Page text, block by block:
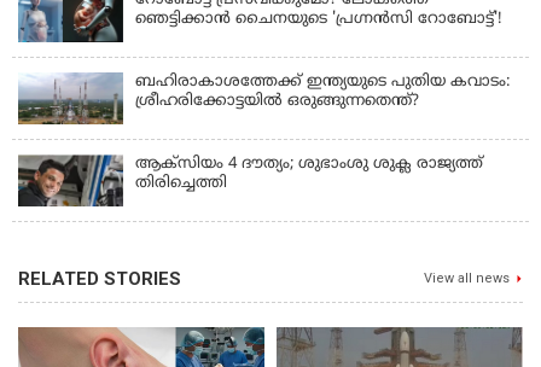
ഞെട്ടിക്കാൻ ചൈനയുടെ 'പ്രഗ്നൻസി റോബോട്ട്'!
ബഹിരാകാശത്തേക്ക് ഇന്ത്യയുടെ പുതിയ കവാടം:
ശ്രീഹരിക്കോട്ടയിൽ ഒരുങ്ങുന്നതെന്ത്?
ആക്‌സിയം 4 ദൗത്യം; ശുഭാംശു ശുക്ല രാജ്യത്ത്
തിരിച്ചെത്തി
RELATED STORIES View all news